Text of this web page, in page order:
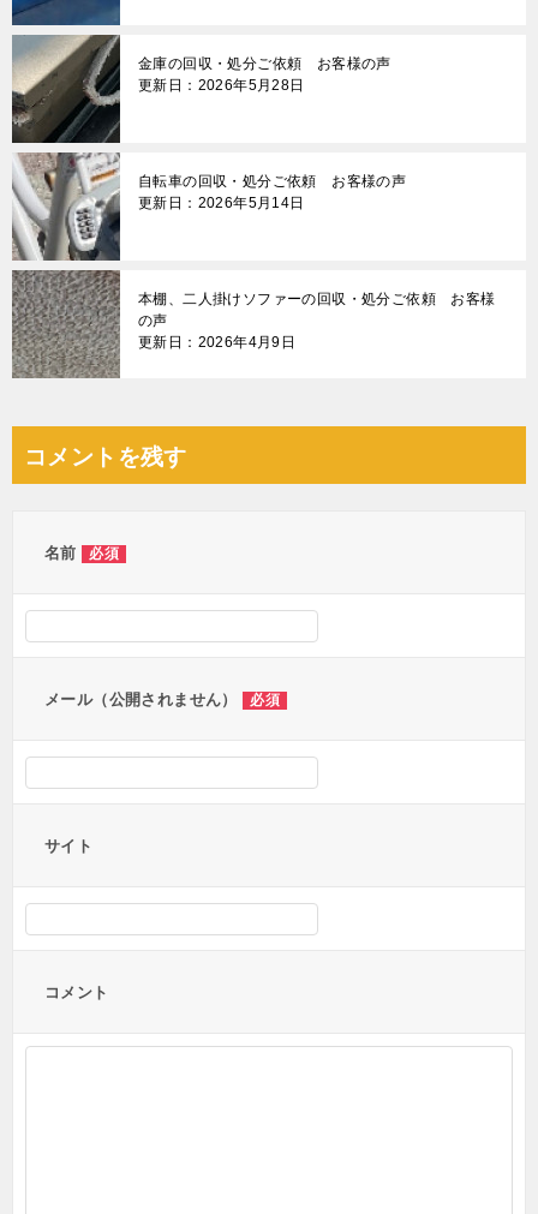
金庫の回収・処分ご依頼 お客様の声
更新日：2026年5月28日
自転車の回収・処分ご依頼 お客様の声
更新日：2026年5月14日
本棚、二人掛けソファーの回収・処分ご依頼 お客様
の声
更新日：2026年4月9日
コメントを残す
名前 必須
メール（公開されません） 必須
サイト
コメント